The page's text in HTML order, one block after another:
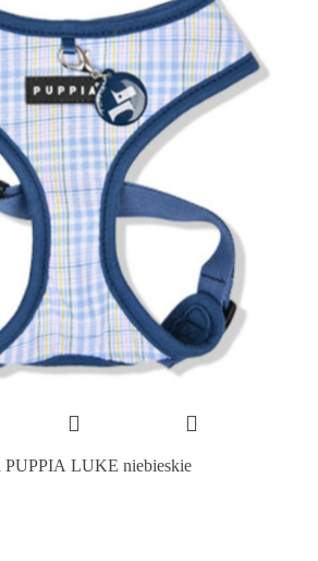
PUPPIA LUKE niebieskie